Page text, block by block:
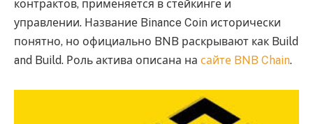
контрактов, применяется в стейкинге и
управлении. Название Binance Coin исторически
понятно, но официально BNB раскрывают как Build
and Build. Роль актива описана на сайте BNB Chain.